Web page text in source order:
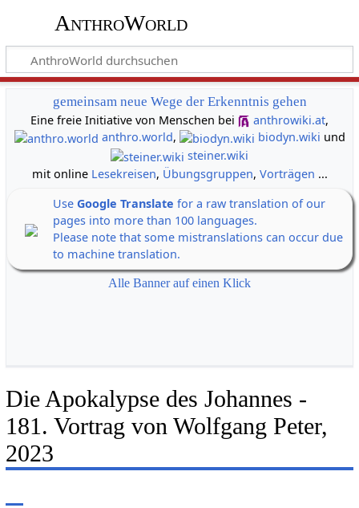
AnthroWorld
gemeinsam neue Wege der Erkenntnis gehen
Eine freie Initiative von Menschen bei
anthrowiki.at,
anthro.world, biodyn.wiki und
steiner.wiki
mit online Lesekreisen, Übungsgruppen, Vorträgen ...
Use Google Translate for a raw translation of our
pages into more than 100 languages.
Please note that some mistranslations can occur due
to machine translation.
Alle Banner auf einen Klick
Die Apokalypse des Johannes -
181. Vortrag von Wolfgang Peter,
2023